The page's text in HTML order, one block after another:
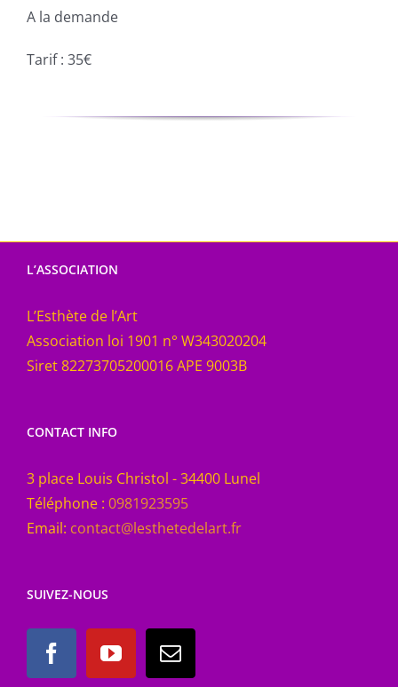
A la demande
Tarif : 35€
L’ASSOCIATION
L’Esthète de l’Art
Association loi 1901 n° W343020204
Siret 82273705200016 APE 9003B
CONTACT INFO
3 place Louis Christol - 34400 Lunel
Téléphone : 0981923595
Email: contact@lesthetedelart.fr
SUIVEZ-NOUS